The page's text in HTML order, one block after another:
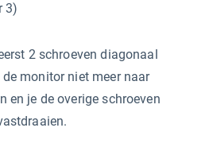
3)
2 schroeven diagonaal
monitor niet meer naar
en je de overige schroeven